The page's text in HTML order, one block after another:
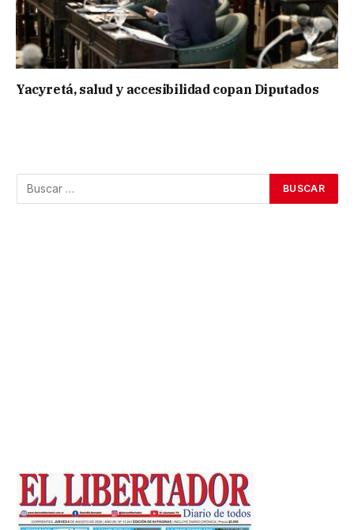
Yacyretá, salud y accesibilidad copan Diputados